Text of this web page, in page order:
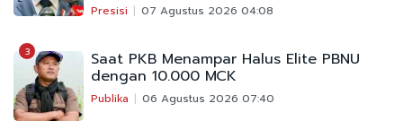
Presisi 07 Agustus 2026 04:08
3 Saat PKB Menampar Halus Elite PBNU
dengan 10.000 MCK
Publika 06 Agustus 2026 07:40